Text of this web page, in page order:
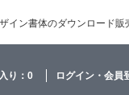
イン書体のダウンロード販
り： 0 ログイン・会員